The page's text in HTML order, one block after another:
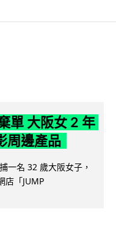
單 大阪女 2 年
周邊產品
一名 32 歲大阪女子，
店「JUMP